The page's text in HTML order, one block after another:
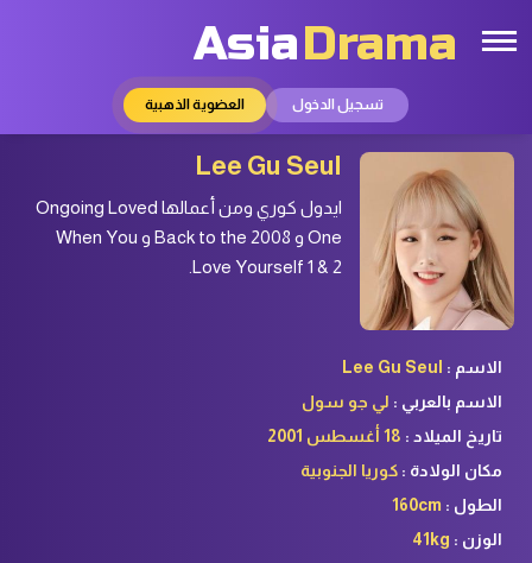
AsiaDrama
تسجيل الدخول العضوية الذهبية
Lee Gu Seul
ايدول كوري ومن أعمالها Ongoing Loved
One و Back to the 2008 و When You
Love Yourself 1 & 2.
الاسم : Lee Gu Seul
الاسم بالعربي : لي جو سول
تاريخ الميلاد :
مكان الولادة : كوريا الجنوبية
الطول : 160cm
الوزن : 41kg